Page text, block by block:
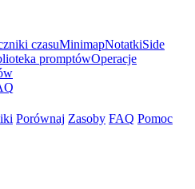
czasuMinimapNotatkiSide
promptówOperacje
Porównaj Zasoby FAQ Pomoc